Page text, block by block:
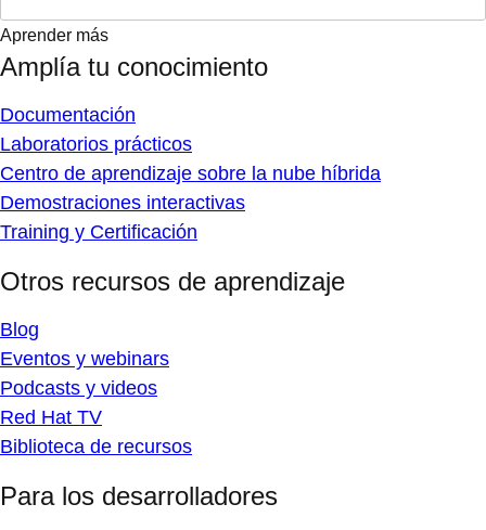
Aprender más
Amplía tu conocimiento
Documentación
Laboratorios prácticos
Centro de aprendizaje sobre la nube híbrida
Demostraciones interactivas
Training y Certificación
Otros recursos de aprendizaje
Blog
Eventos y webinars
Podcasts y videos
Red Hat TV
Biblioteca de recursos
Para los desarrolladores